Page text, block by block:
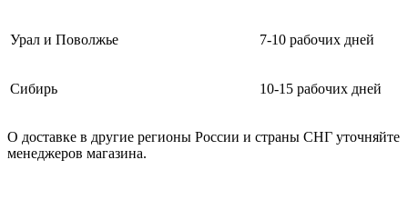
Урал и Поволжье 7-10 рабочих дней
Сибирь 10-15 рабочих дней
О доставке в другие регионы России и страны СНГ уточняйте
менеджеров магазина.